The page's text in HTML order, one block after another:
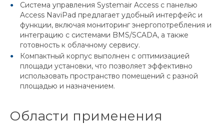
Система управления Systemair Access с панелью
Access NaviPad предлагает удобный интерфейс и
функции, включая мониторинг энергопотребления и
интеграцию с системами BMS/SCADA, а также
готовность к облачному сервису.
Компактный корпус выполнен с оптимизацией
площади установки, что позволяет эффективно
использовать пространство помещений с разной
площадью и назначением.
Области применения